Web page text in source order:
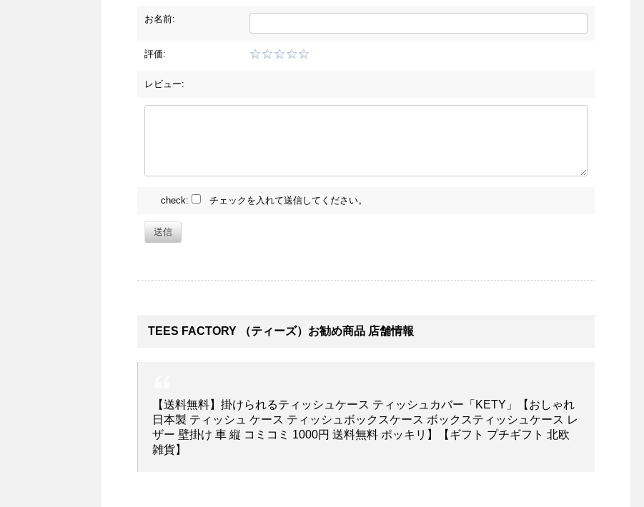
お名前:
評価:
レビュー:
check: チェックを入れて送信してください。
送信
TEES FACTORY （ティーズ）お勧め商品 店舗情報
【送料無料】掛けられるティッシュケース ティッシュカバー「KETY」【おしゃれ
日本製 ティッシュ ケース ティッシュボックスケース ボックスティッシュケース レ
ザー 壁掛け 車 縦 コミコミ 1000円 送料無料 ポッキリ】【ギフト プチギフト 北欧
雑貨】